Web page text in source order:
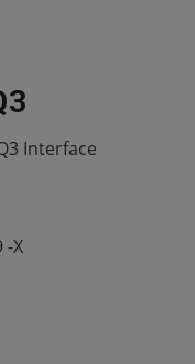
Interface
-X